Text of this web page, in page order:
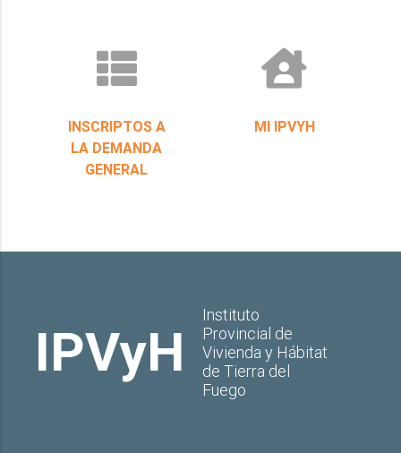
INSCRIPTOS A
LA DEMANDA
GENERAL
MI IPVYH
IPVyH
Instituto
Provincial de
Vivienda y Hábitat
de Tierra del
Fuego